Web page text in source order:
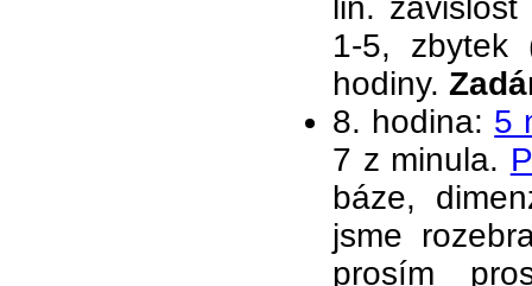
1-5, zbytek
hodiny.
8. hodina: 5
7 z minula.
báze,
jsme
prosím